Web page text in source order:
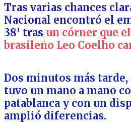
Tras varias chances
Nacional encontró el
38′ tras un córner que
brasileño Leo Coelho
Dos minutos más tarde,
tuvo un mano a mano
patablanca y con un
amplió diferencias.